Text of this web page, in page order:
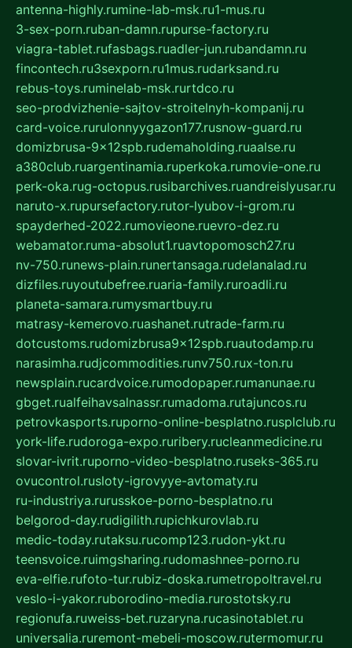
antenna-highly.rumine-lab-msk.ru1-mus.ru
3-sex-porn.ruban-damn.rupurse-factory.ru
viagra-tablet.rufasbags.ruadler-jun.rubandamn.ru
fincontech.ru3sexporn.ru1mus.rudarksand.ru
rebus-toys.ruminelab-msk.rurtdco.ru
seo-prodvizhenie-sajtov-stroitelnyh-kompanij.ru
card-voice.rurulonnyygazon177.rusnow-guard.ru
domizbrusa-9x12spb.rudemaholding.ruaalse.ru
a380club.ruargentinamia.ruperkoka.rumovie-one.ru
perk-oka.rug-octopus.rusibarchives.ruandreislyusar.ru
naruto-x.rupursefactory.rutor-lyubov-i-grom.ru
spayderhed-2022.rumovieone.ruevro-dez.ru
webamator.ruma-absolut1.ruavtopomosch27.ru
nv-750.runews-plain.runertansaga.rudelanalad.ru
dizfiles.ruyoutubefree.ruaria-family.ruroadli.ru
planeta-samara.rumysmartbuy.ru
matrasy-kemerovo.ruashanet.rutrade-farm.ru
dotcustoms.rudomizbrusa9x12spb.ruautodamp.ru
narasimha.rudjcommodities.runv750.rux-ton.ru
newsplain.rucardvoice.rumodopaper.rumanunae.ru
gbget.rualfeihavsalnassr.rumadoma.rutajuncos.ru
petrovkasports.ruporno-online-besplatno.rusplclub.ru
york-life.rudoroga-expo.ruribery.rucleanmedicine.ru
slovar-ivrit.ruporno-video-besplatno.ruseks-365.ru
ovucontrol.rusloty-igrovyye-avtomaty.ru
ru-industriya.rurusskoe-porno-besplatno.ru
belgorod-day.rudigilith.rupichkurovlab.ru
medic-today.rutaksu.rucomp123.rudon-ykt.ru
teensvoice.ruimgsharing.rudomashnee-porno.ru
eva-elfie.rufoto-tur.rubiz-doska.rumetropoltravel.ru
veslo-i-yakor.ruborodino-media.rurostotsky.ru
regionufa.ruweiss-bet.ruzaryna.rucasinotablet.ru
universalia.ruremont-mebeli-moscow.rutermomur.ru